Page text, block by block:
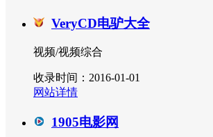
VeryCD电驴大全
视频/视频综合
收录时间：2016-01-01
网站详情
1905电影网